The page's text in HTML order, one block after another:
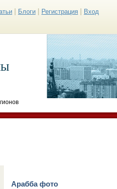
Блоги Регистрация Вход
Арабба фото